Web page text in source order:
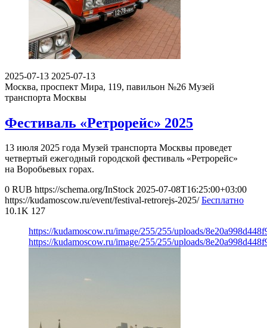
2025-07-13 2025-07-13
Москва, проспект Мира, 119, павильон №26 Музей
транспорта Москвы
Фестиваль «Ретрорейс» 2025
13 июля 2025 года Музей транспорта Москвы проведет
четвертый ежегодный городской фестиваль «Ретрорейс»
на Воробьевых горах.
0 RUB https://schema.org/InStock 2025-07-08T16:25:00+03:00
https://kudamoscow.ru/event/festival-retrorejs-2025/ Бесплатно
10.1K 127
https://kudamoscow.ru/image/255/255/uploads/
https://kudamoscow.ru/image/255/255/uploads/